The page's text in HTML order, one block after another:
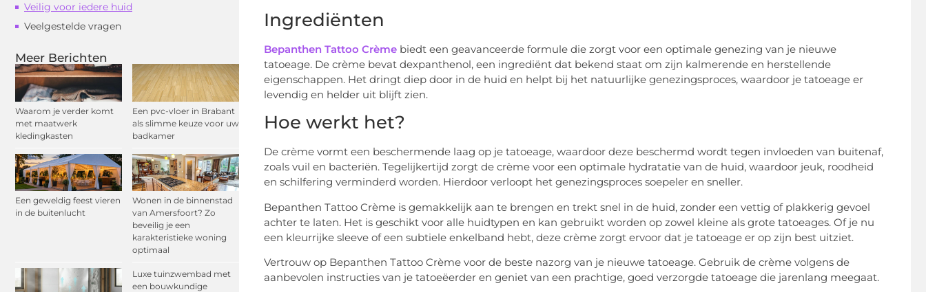
Veilig voor iedere huid
Veelgestelde vragen
Meer Berichten
Waarom je verder komt
met maatwerk
kledingkasten
Een pvc-vloer in Brabant
als slimme keuze voor uw
badkamer
Een geweldig feest vieren
in de buitenlucht
Wonen in de binnenstad
van Amersfoort? Zo
beveilig je een
karakteristieke woning
optimaal
Luxe tuinzwembad met
een bouwkundige
Ingrediënten
Bepanthen Tattoo Crème biedt een geavanceerde formule die zorgt voor een optimale genezing van je nieuwe
tatoeage. De crème bevat dexpanthenol, een ingrediënt dat bekend staat om zijn kalmerende en herstellende
eigenschappen. Het dringt diep door in de huid en helpt bij het natuurlijke genezingsproces, waardoor je tatoeage er
levendig en helder uit blijft zien.
Hoe werkt het?
De crème vormt een beschermende laag op je tatoeage, waardoor deze beschermd wordt tegen invloeden van buitenaf,
zoals vuil en bacteriën. Tegelijkertijd zorgt de crème voor een optimale hydratatie van de huid, waardoor jeuk, roodheid
en schilfering verminderd worden. Hierdoor verloopt het genezingsproces soepeler en sneller.
Bepanthen Tattoo Crème is gemakkelijk aan te brengen en trekt snel in de huid, zonder een vettig of plakkerig gevoel
achter te laten. Het is geschikt voor alle huidtypen en kan gebruikt worden op zowel kleine als grote tatoeages. Of je nu
een kleurrijke sleeve of een subtiele enkelband hebt, deze crème zorgt ervoor dat je tatoeage er op zijn best uitziet.
Vertrouw op Bepanthen Tattoo Crème voor de beste nazorg van je nieuwe tatoeage. Gebruik de crème volgens de
aanbevolen instructies van je tatoeëerder en geniet van een prachtige, goed verzorgde tatoeage die jarenlang meegaat.